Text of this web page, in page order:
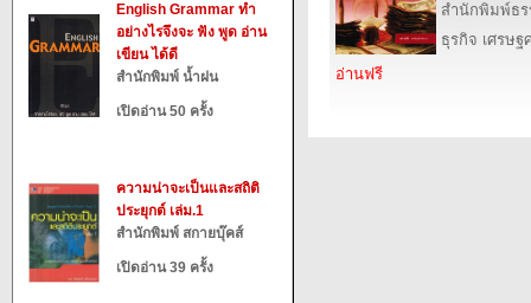
English Grammar ทำ
อย่างไรจึงจะ ฟัง พูด อ่าน
เขียน ได้ดี
สำนักพิมพ์ น้ำฝน
เปิดอ่าน 50 ครั้ง
ความน่าจะเป็นและสถิติ
ประยุกต์ เล่ม.1
สำนักพิมพ์ สกายบุ๊คส์
เปิดอ่าน 39 ครั้ง
สำนักพิมพ์ธ
ธุรกิจ เศรษฐ
อ่านฟรี